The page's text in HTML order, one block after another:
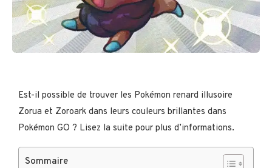
Est-il possible de trouver les Pokémon renard illusoire
Zorua et Zoroark dans leurs couleurs brillantes dans
Pokémon GO ? Lisez la suite pour plus d’informations.
Sommaire